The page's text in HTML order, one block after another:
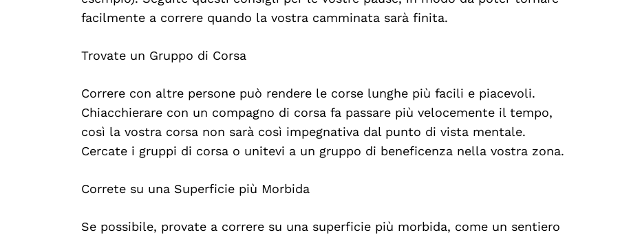
facilmente a correre quando la vostra camminata sarà finita.
Trovate un Gruppo di Corsa
Correre con altre persone può rendere le corse lunghe più facili e piacevoli.
Chiacchierare con un compagno di corsa fa passare più velocemente il tempo,
così la vostra corsa non sarà così impegnativa dal punto di vista mentale.
Cercate i gruppi di corsa o unitevi a un gruppo di beneficenza nella vostra zona.
Correte su una Superficie più Morbida
Se possibile, provate a correre su una superficie più morbida, come un sentiero